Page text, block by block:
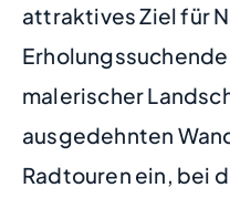
attraktives Ziel für
malerischer
ausgedehnten
Radtouren ein, bei